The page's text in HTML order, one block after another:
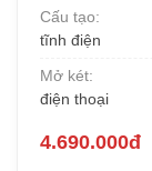
Cấu tạo:
tĩnh điện
Mở két:
điện thoại
4.690.000đ